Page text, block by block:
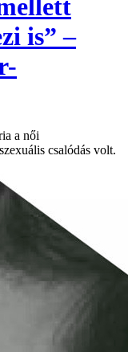
is” –
a női
csalódás volt.